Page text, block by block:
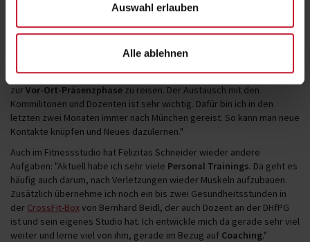
Auswahl erlauben
Alle ablehnen
mich auch weiterentwickeln, was das Fitnesstraining mit Sportlern
betrifft. Hier haben wir z. B. gerade den Fall einer Schulterverletzung
bisher zwar größtenteils digital absolviert, aber es lohnt sich immer
zurVor-Ort-Präsenzphase zu reisen. Der Austausch mit den
Kommilitonen und Dozenten ist sehr wichtig. Dafür bin ich in den
letzten zwei Monaten immer nach München gereist. So kann man neue
Kontakte knüpfen und Neues dazulernen."
Auch im Fitnessstudio hat Felizitas Schneider wieder andere
Aufgaben: "Aktuell habe ich sehr viele Personal Trainings. Da geht es
häufig auch darum, nach Verletzungen wieder Muskeln aufzubauen.
Zusätzlich übernehme ich noch ein bis zwei Gesundheitsstunden in
der CrossFit-Boxvon Bernhard Beidl, der auch Dozent an der DHfPG
ist und sein eigenes Studio hat. Ich entwickle mich da gerade sehr viel
weiter und lerne viel von ihm, gerade im Bezug auf Coaching."